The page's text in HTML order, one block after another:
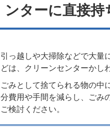
ンターに直接
引っ越しや大掃除などで大量
どは、クリーンセンターかし
ごみとして捨てられる物の中
分費用や手間を減らし、ごみ
ご検討ください。